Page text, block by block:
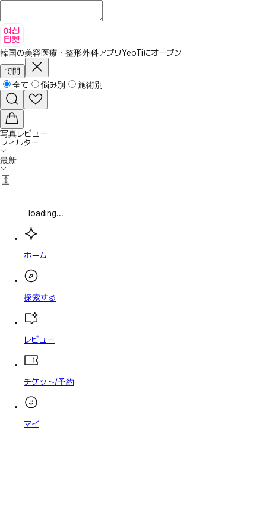
韓国の美容医療・整形外科アプリYeoTiにオープン
で開
全て 悩み別 施術別
写真レビュー
フィルター
最新
loading...
ホーム
探索する
レビュー
チケット/予約
マイ